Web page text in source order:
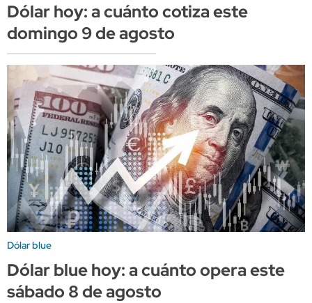
Dólar hoy: a cuánto cotiza este
domingo 9 de agosto
Dólar blue
Dólar blue hoy: a cuánto opera este
sábado 8 de agosto